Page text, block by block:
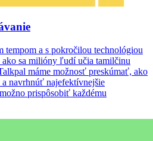
tempom a s pokročilou technológiou
sa milióny ľudí učia tamilčinu
máme možnosť preskúmať, ako
navrhnúť najefektívnejšie
prispôsobiť každému